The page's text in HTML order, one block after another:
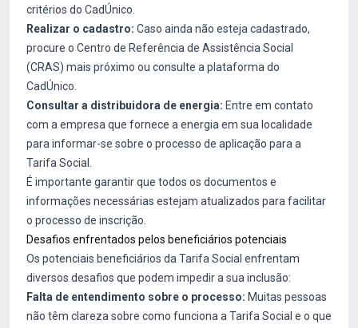
critérios do CadÚnico.
Realizar o cadastro: Caso ainda não esteja cadastrado,
procure o Centro de Referência de Assistência Social
(CRAS) mais próximo ou consulte a plataforma do
CadÚnico.
Consultar a distribuidora de energia: Entre em contato
com a empresa que fornece a energia em sua localidade
para informar-se sobre o processo de aplicação para a
Tarifa Social.
É importante garantir que todos os documentos e
informações necessárias estejam atualizados para facilitar
o processo de inscrição.
Desafios enfrentados pelos beneficiários potenciais
Os potenciais beneficiários da Tarifa Social enfrentam
diversos desafios que podem impedir a sua inclusão:
Falta de entendimento sobre o processo: Muitas pessoas
não têm clareza sobre como funciona a Tarifa Social e o que